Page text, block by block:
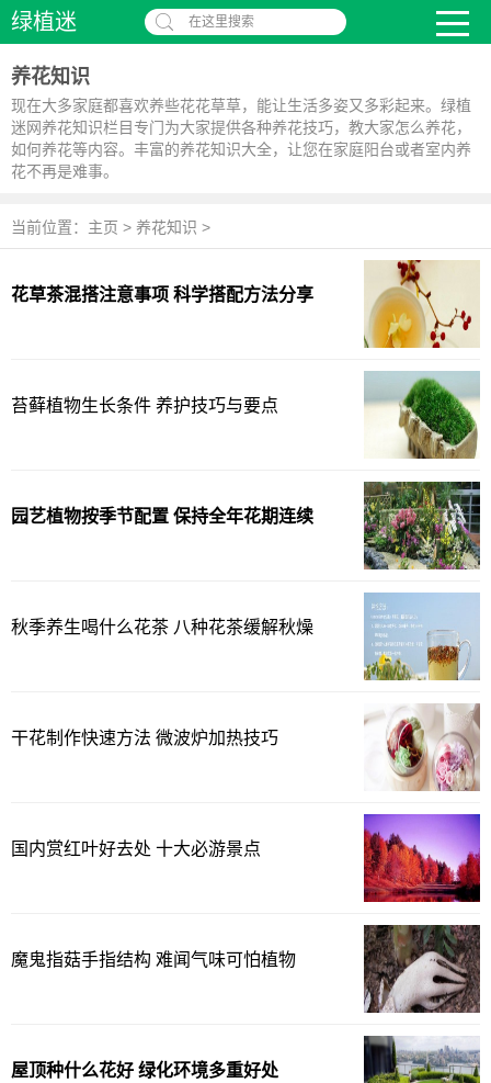
绿植迷 在这里搜索
养花知识
现在大多家庭都喜欢养些花花草草，能让生活多姿又多彩起来。绿植
迷网养花知识栏目专门为大家提供各种养花技巧，教大家怎么养花，
如何养花等内容。丰富的养花知识大全，让您在家庭阳台或者室内养
花不再是难事。
当前位置： 主页 > 养花知识 >
花草茶混搭注意事项 科学搭配方法分享
苔藓植物生长条件 养护技巧与要点
园艺植物按季节配置 保持全年花期连续
秋季养生喝什么花茶 八种花茶缓解秋燥
干花制作快速方法 微波炉加热技巧
国内赏红叶好去处 十大必游景点
魔鬼指菇手指结构 难闻气味可怕植物
屋顶种什么花好 绿化环境多重好处